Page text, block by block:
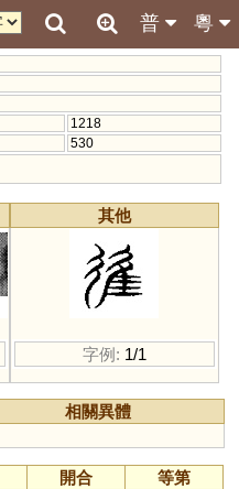
粵
普
1218
530
其他
字例: 1/1
相關異體
開合
等第